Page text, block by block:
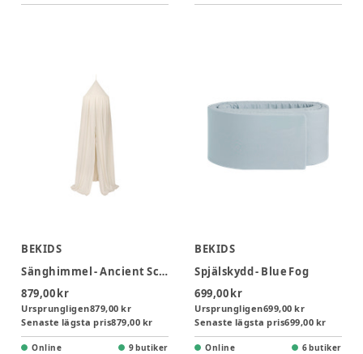
BEKIDS
Sänghimmel - Ancient Scroll
879,00 kr
Ursprungligen879,00 kr
Senaste lägsta pris879,00 kr
Online 9 butiker
BEKIDS
Spjälskydd - Blue Fog
699,00 kr
Ursprungligen699,00 kr
Senaste lägsta pris699,00 kr
Online 6 butiker